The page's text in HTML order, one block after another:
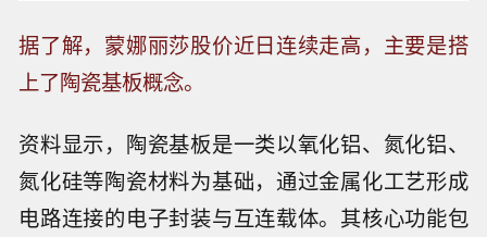
据了解，蒙娜丽莎股价近日连续走高，主要是搭
上了陶瓷基板概念。
资料显示，陶瓷基板是一类以氧化铝、氮化铝、
氮化硅等陶瓷材料为基础，通过金属化工艺形成
电路连接的电子封装与互连载体。其核心功能包